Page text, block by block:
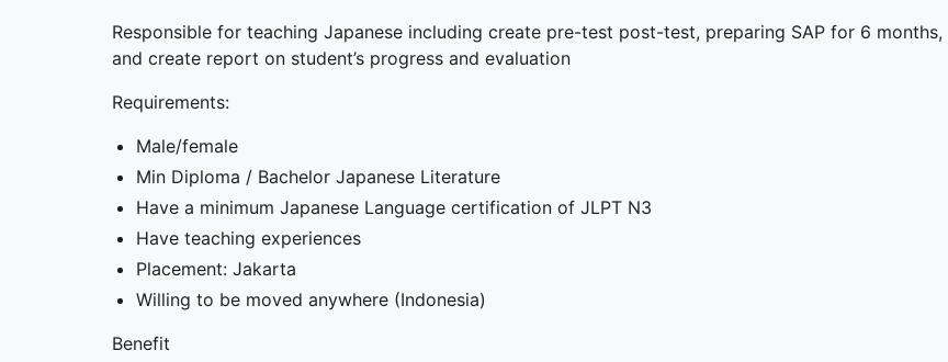
Responsible for teaching Japanese including create pre-test post-test, preparing SAP for 6 months,
and create report on student’s progress and evaluation
Requirements:
Male/female
Min Diploma / Bachelor Japanese Literature
Have a minimum Japanese Language certification of JLPT N3
Have teaching experiences
Placement: Jakarta
Willing to be moved anywhere (Indonesia)
Benefit